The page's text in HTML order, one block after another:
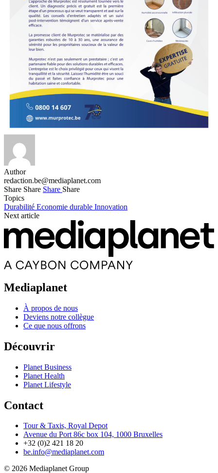
Author
redaction.be@mediaplanet.com
Share Share Share Share
Topics
Durabilité Economie durable Innovation
Next article
Mediaplanet
À propos de nous
Deviens notre collègue
Ce que nous offrons
Découvrir
Planet Business
Planet Health
Planet Lifestyle
Contact
Tour & Taxis, Royal Depot
Avenue du Port 86c box 104, 1000 Bruxelles
+32 (0)2 421 18 20
be.info@mediaplanet.com
© 2026 Mediaplanet Group